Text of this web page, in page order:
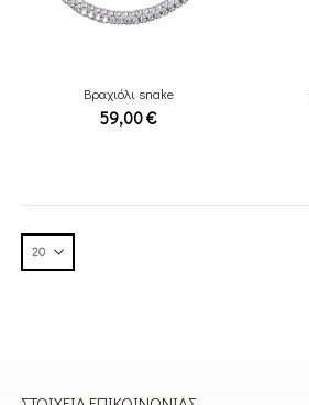
Βραχιόλι snake
59,00€